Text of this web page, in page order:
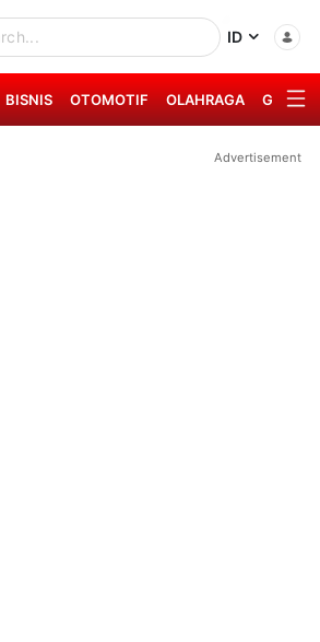
ID
BISNIS OTOMOTIF OLAHRAGA GAYA
Advertisement